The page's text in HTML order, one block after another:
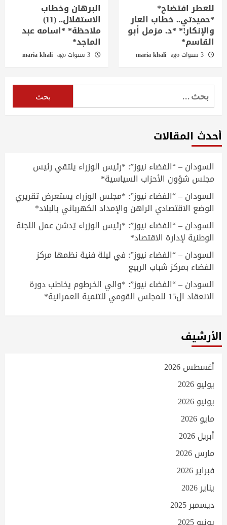
للعطر افتضاح*
*حميدتي.. خطاب العار
والإنكار!* *د. مزمل أبو
القاسم*
3 سنوات ago maria khali
البرهان وخطاب
الاستقلال.. (11)
ملاحظة* *اسامه عبد
الماجد*
3 سنوات ago maria khali
البحث
عن:
أحدث المقالات
السودان – “الفضاء نيوز”: *رئيس الوزراء يلتقي رئيس
مجلس شؤون الأحزاب السياسية*
السودان – “الفضاء نيوز”: *مجلس الوزراء يستعرض تقريري
الوضع الاقتصادي الراهن والإمداد الكهربائي بالبلاد*
السودان – “الفضاء نيوز”: *رئيس الوزراء يُدشن عمل اللجنة
الوطنية لإدارة الاقتصاد*
السودان – “الفضاء نيوز”: في ليلة فنية نظمها مركز
الفضاء بمركز شباب الربيع
السودان – “الفضاء نيوز”: *والي الخرطوم يخاطب دورة
الانعقاد ال15 للمجلس القومي للتنمية العمرانية*
الأرشيف
أغسطس 2026
يوليو 2026
يونيو 2026
مايو 2026
أبريل 2026
مارس 2026
فبراير 2026
يناير 2026
ديسمبر 2025